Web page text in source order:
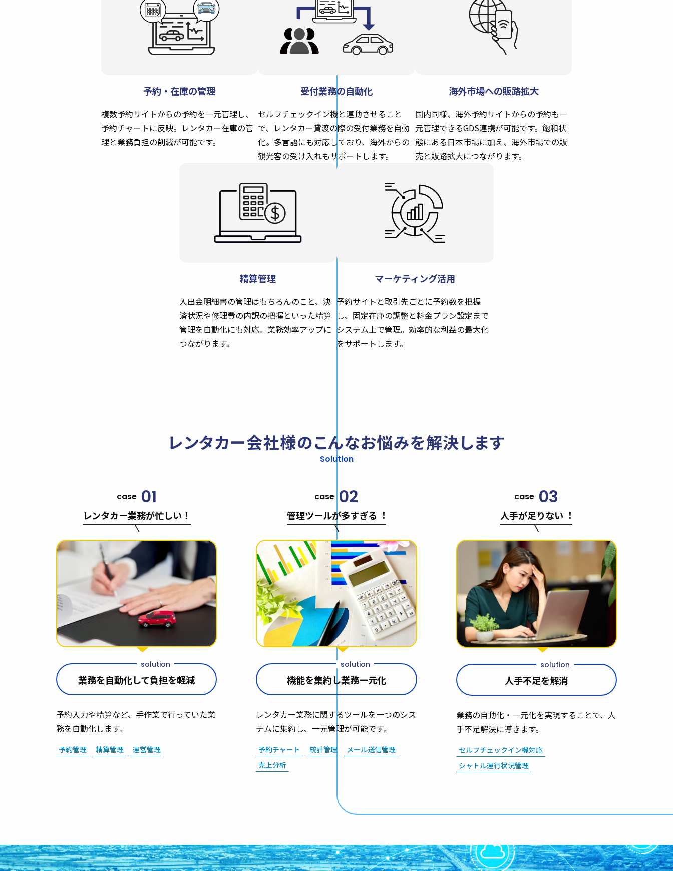
予約・在庫の管理
複数予約サイトからの予約を一元管理し、
予約チャートに反映。レンタカー在庫の管
理と業務負担の削減が可能です。
受付業務の自動化
セルフチェックイン機と連動させること
で、レンタカー貸渡の際の受付業務を自動
化。多言語にも対応しており、海外からの
観光客の受け入れもサポートします。
海外市場への販路拡大
国内同様、海外予約サイトからの予約も一
元管理できるGDS連携が可能です。飽和状
態にある日本市場に加え、海外市場での販
売と販路拡大につながります。
精算管理
入出金明細書の管理はもちろんのこと、決
済状況や修理費の内訳の把握といった精算
管理を自動化にも対応。業務効率アップに
つながります。
マーケティング活用
予約サイトと取引先ごとに予約数を把握
し、固定在庫の調整と料金プラン設定まで
システム上で管理。効率的な利益の最大化
をサポートします。
レンタカー会社様のこんなお悩みを解決します
Solution
case 01
レンタカー業務が忙しい！
業務を自動化して負担を軽減
予約入力や精算など、手作業で行っていた業
務を自動化します。
予約管理 精算管理 運営管理
case 02
管理ツールが多すぎる︕
機能を集約し業務一元化
レンタカー業務に関するツールを一つのシス
テムに集約し、一元管理が可能です。
予約チャート 統計管理
メール送信管理
売上分析
case 03
人手が足りない︕
人手不足を解消
業務の自動化・一元化を実現することで、人
手不足解決に導きます。
セルフチェックイン機対応
シャトル運行状況管理